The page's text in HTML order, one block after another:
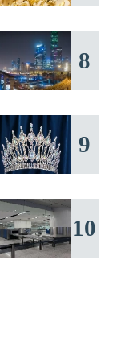
8
9
10